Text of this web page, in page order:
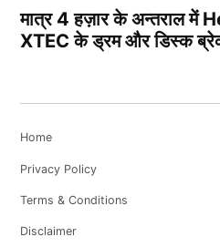
मात्र 4 हज़ार के अन्तराल
XTEC के ड्रम और डिस्क
Home
Privacy Policy
Terms & Conditions
Disclaimer